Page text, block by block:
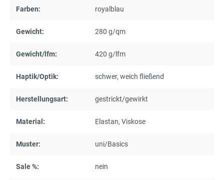
Farben: royalblau
Gewicht: 280 g/qm
Gewicht/lfm: 420 g/lfm
Haptik/Optik: schwer, weich fließend
Herstellungsart: gestrickt/gewirkt
Material: Elastan, Viskose
Muster: uni/Basics
Sale %: nein